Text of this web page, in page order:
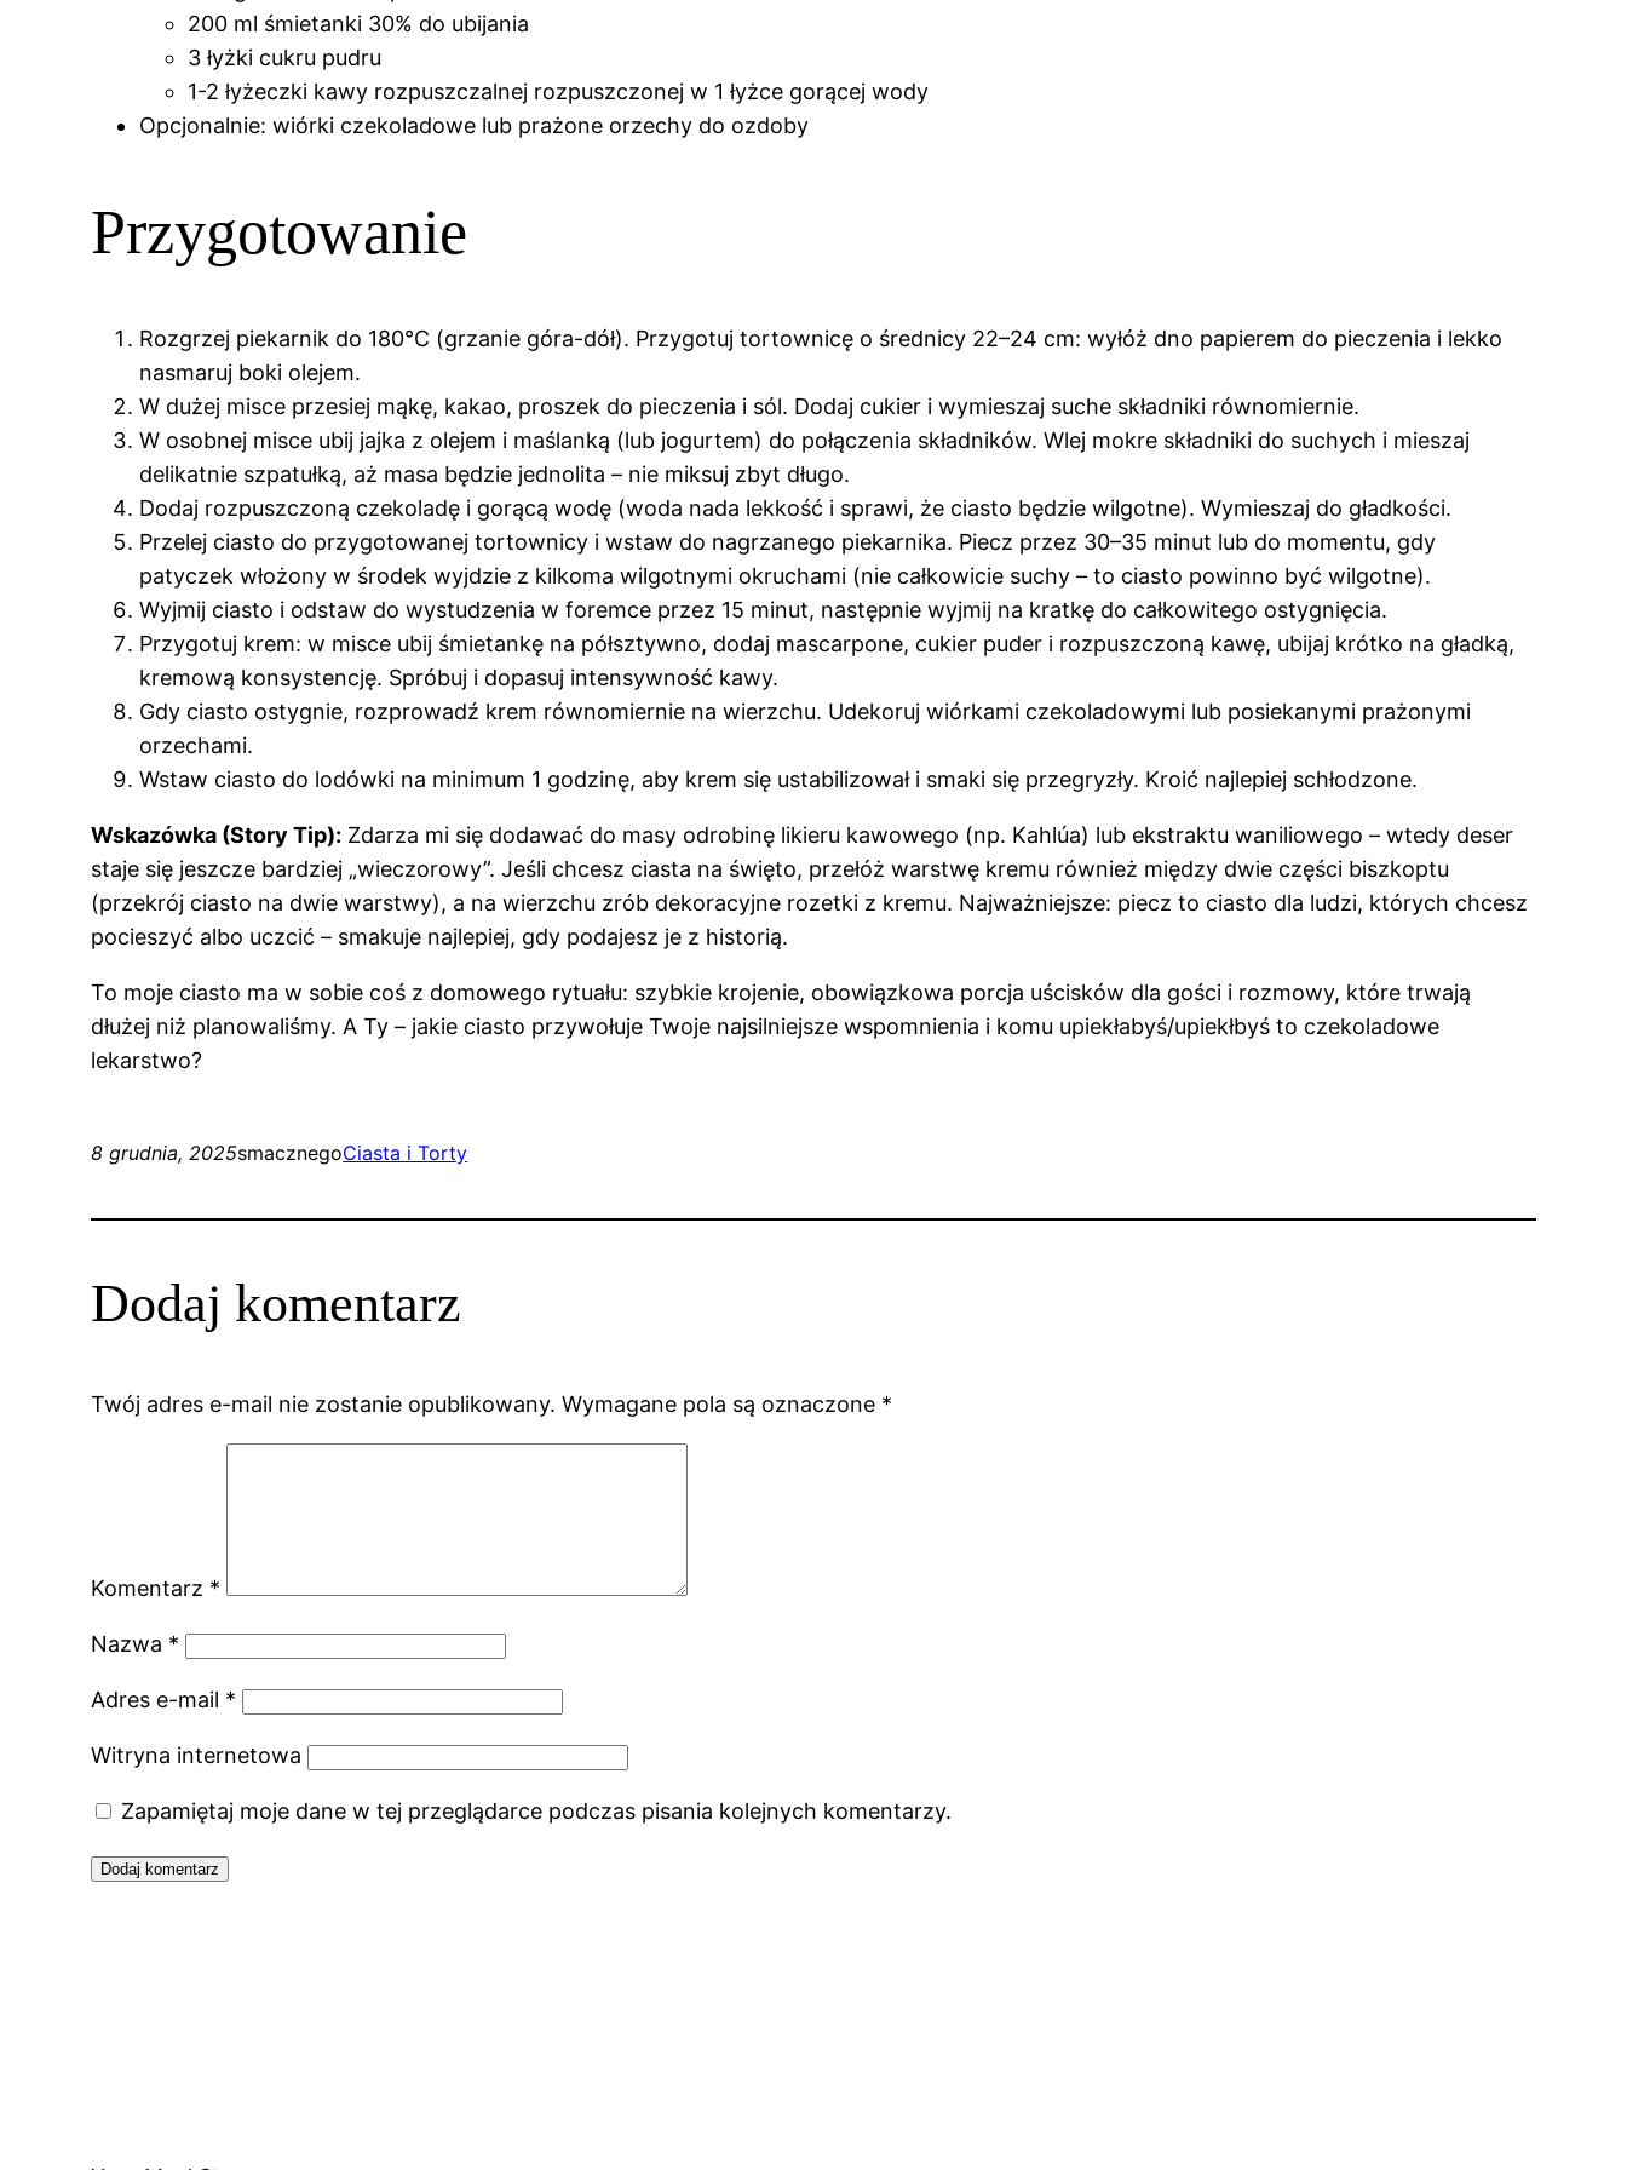
200 ml śmietanki 30% do ubijania
3 łyżki cukru pudru
1-2 łyżeczki kawy rozpuszczalnej rozpuszczonej w 1 łyżce gorącej wody
Opcjonalnie: wiórki czekoladowe lub prażone orzechy do ozdoby
Przygotowanie
Rozgrzej piekarnik do 180°C (grzanie góra-dół). Przygotuj tortownicę o średnicy 22–24 cm: wyłóż dno papierem do pieczenia i lekko
nasmaruj boki olejem.
W dużej misce przesiej mąkę, kakao, proszek do pieczenia i sól. Dodaj cukier i wymieszaj suche składniki równomiernie.
W osobnej misce ubij jajka z olejem i maślanką (lub jogurtem) do połączenia składników. Wlej mokre składniki do suchych i mieszaj
delikatnie szpatułką, aż masa będzie jednolita – nie miksuj zbyt długo.
Dodaj rozpuszczoną czekoladę i gorącą wodę (woda nada lekkość i sprawi, że ciasto będzie wilgotne). Wymieszaj do gładkości.
Przelej ciasto do przygotowanej tortownicy i wstaw do nagrzanego piekarnika. Piecz przez 30–35 minut lub do momentu, gdy
patyczek włożony w środek wyjdzie z kilkoma wilgotnymi okruchami (nie całkowicie suchy – to ciasto powinno być wilgotne).
Wyjmij ciasto i odstaw do wystudzenia w foremce przez 15 minut, następnie wyjmij na kratkę do całkowitego ostygnięcia.
Przygotuj krem: w misce ubij śmietankę na półsztywno, dodaj mascarpone, cukier puder i rozpuszczoną kawę, ubijaj krótko na gładką,
kremową konsystencję. Spróbuj i dopasuj intensywność kawy.
Gdy ciasto ostygnie, rozprowadź krem równomiernie na wierzchu. Udekoruj wiórkami czekoladowymi lub posiekanymi prażonymi
orzechami.
Wstaw ciasto do lodówki na minimum 1 godzinę, aby krem się ustabilizował i smaki się przegryzły. Kroić najlepiej schłodzone.
Wskazówka (Story Tip): Zdarza mi się dodawać do masy odrobinę likieru kawowego (np. Kahlúa) lub ekstraktu waniliowego – wtedy deser
staje się jeszcze bardziej „wieczorowy”. Jeśli chcesz ciasta na święto, przełóż warstwę kremu również między dwie części biszkoptu
(przekrój ciasto na dwie warstwy), a na wierzchu zrób dekoracyjne rozetki z kremu. Najważniejsze: piecz to ciasto dla ludzi, których chcesz
pocieszyć albo uczcić – smakuje najlepiej, gdy podajesz je z historią.
To moje ciasto ma w sobie coś z domowego rytuału: szybkie krojenie, obowiązkowa porcja uścisków dla gości i rozmowy, które trwają
dłużej niż planowaliśmy. A Ty – jakie ciasto przywołuje Twoje najsilniejsze wspomnienia i komu upiekłabyś/upiekłbyś to czekoladowe
lekarstwo?
8 grudnia, 2025smacznegoCiasta i Torty
Dodaj komentarz
Twój adres e-mail nie zostanie opublikowany. Wymagane pola są oznaczone *
Komentarz *
Nazwa *
Adres e-mail *
Witryna internetowa
Zapamiętaj moje dane w tej przeglądarce podczas pisania kolejnych komentarzy.